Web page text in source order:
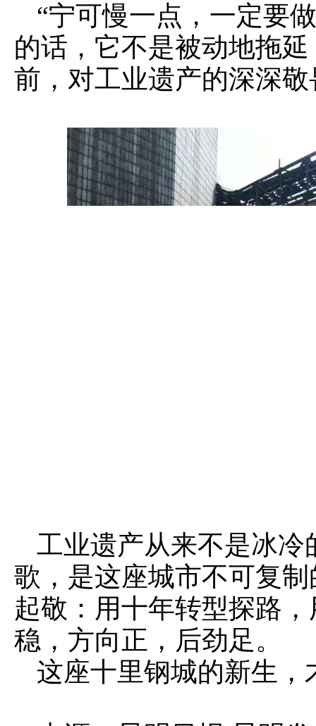
“宁可慢一点，一定要
的话，它不是被动地拖
前，对工业遗产的深深
工业遗产从来不是冰
歌，是这座城市不可复
起敬：用十年转型探路
稳，方向正，后劲足。
这座十里钢城的新生，